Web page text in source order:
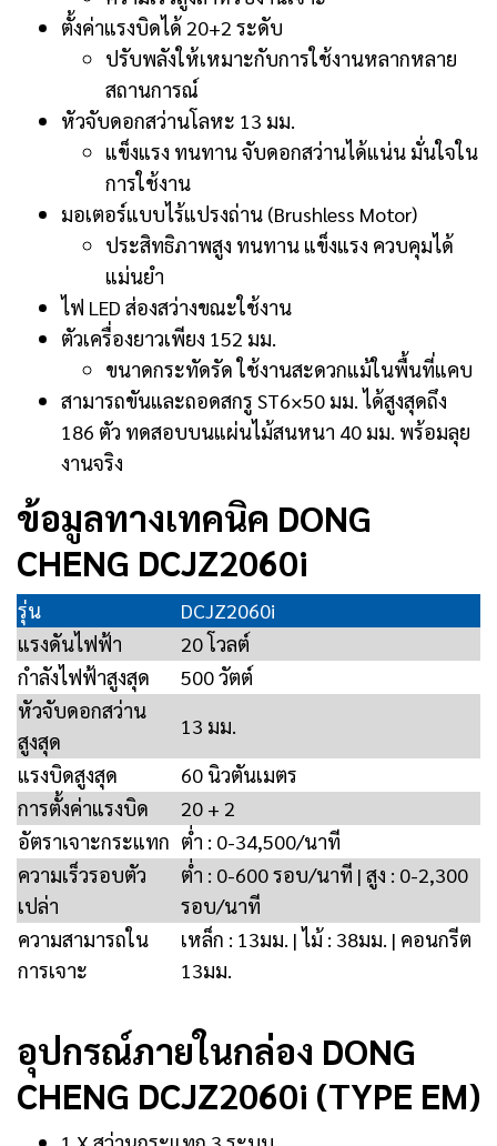
ตั้งค่าแรงบิดได้ 20+2 ระดับ
ปรับพลังให้เหมาะกับการใช้งานหลากหลาย
สถานการณ์
หัวจับดอกสว่านโลหะ 13 มม.
แข็งแรง ทนทาน จับดอกสว่านได้แน่น มั่นใจใน
การใช้งาน
มอเตอร์แบบไร้แปรงถ่าน (Brushless Motor)
ประสิทธิภาพสูง ทนทาน แข็งแรง ควบคุมได้
แม่นยำ
ไฟ LED ส่องสว่างขณะใช้งาน
ตัวเครื่องยาวเพียง 152 มม.
ขนาดกระทัดรัด ใช้งานสะดวกแม้ในพื้นที่แคบ
สามารถขันและถอดสกรู ST6×50 มม. ได้สูงสุดถึง
186 ตัว ทดสอบบนแผ่นไม้สนหนา 40 มม. พร้อมลุย
งานจริง
ข้อมูลทางเทคนิค DONG
CHENG DCJZ2060i
รุ่น
DCJZ2060i
แรงดันไฟฟ้า
20 โวลต์
กำลังไฟฟ้าสูงสุด
500 วัตต์
หัวจับดอกสว่าน
สูงสุด
13 มม.
แรงบิดสูงสุด
60 นิวตันเมตร
การตั้งค่าแรงบิด
20 + 2
อัตราเจาะกระแทก ต่ำ : 0-34,500/นาที
ความเร็วรอบตัว
เปล่า
ต่ำ : 0-600 รอบ/นาที | สูง : 0-2,300
รอบ/นาที
ความสามารถใน
การเจาะ
เหล็ก : 13มม. | ไม้ : 38มม. | คอนกรีต
13มม.
อุปกรณ์ภายในกล่อง DONG
CHENG DCJZ2060i (TYPE EM)